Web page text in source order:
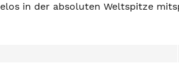
in der absoluten Weltspitze